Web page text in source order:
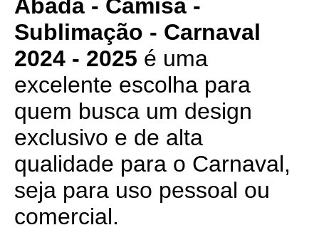
Abadá - Camisa -
Sublimação - Carnaval
2024 - 2025 é uma
excelente escolha para
quem busca um design
exclusivo e de alta
qualidade para o Carnaval,
seja para uso pessoal ou
comercial.